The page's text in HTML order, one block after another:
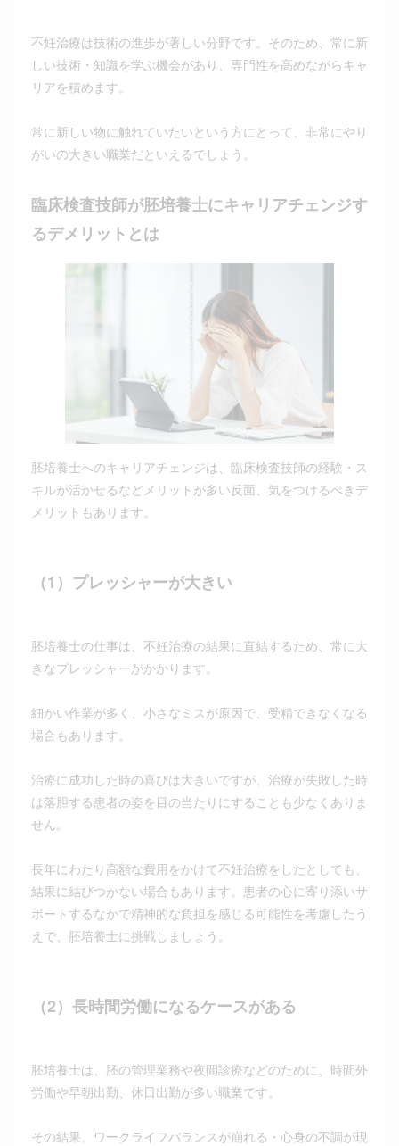
不妊治療は技術の進歩が著しい分野です。そのため、常に新
しい技術・知識を学ぶ機会があり、専門性を高めながらキャ
リアを積めます。
常に新しい物に触れていたいという方にとって、非常にやり
がいの大きい職業だといえるでしょう。
臨床検査技師が胚培養士にキャリアチェンジす
るデメリットとは
胚培養士へのキャリアチェンジは、臨床検査技師の経験・ス
キルが活かせるなどメリットが多い反面、気をつけるべきデ
メリットもあります。
（1）プレッシャーが大きい
胚培養士の仕事は、不妊治療の結果に直結するため、常に大
きなプレッシャーがかかります。
細かい作業が多く、小さなミスが原因で、受精できなくなる
場合もあります。
治療に成功した時の喜びは大きいですが、治療が失敗した時
は落胆する患者の姿を目の当たりにすることも少なくありま
せん。
長年にわたり高額な費用をかけて不妊治療をしたとしても、
結果に結びつかない場合もあります。患者の心に寄り添いサ
ポートするなかで精神的な負担を感じる可能性を考慮したう
えで、胚培養士に挑戦しましょう。
（2）長時間労働になるケースがある
胚培養士は、胚の管理業務や夜間診療などのために、時間外
労働や早朝出勤、休日出勤が多い職業です。
その結果、ワークライフバランスが崩れる・心身の不調が現